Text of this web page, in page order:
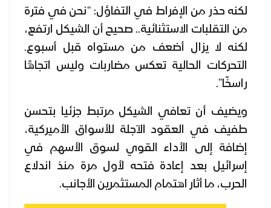
لكنه حذر من الإفراط في التفاؤل: “نحن في فترة
من التقلبات الاستثنائية.. صحيح أن الشيكل ارتفع،
لكنه لا يزال أضعف من مستواه قبل أسبوع.
التحركات الحالية تعكس مضاربات وليس اتجاهًا
راسخًا”.
ويضيف أن تعافي الشيكل مرتبط جزئيا بتحسن
طفيف في العقود الآجلة للأسواق الأميركية،
إضافة إلى الأداء القوي لسوق الأسهم في
إسرائيل بعد إعادة فتحه لأول مرة منذ اندلاع
الحرب، ما أثار اهتمام المستثمرين الأجانب.